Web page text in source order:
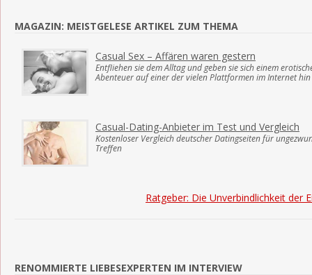
MAGAZIN: MEISTGELESE ARTIKEL ZUM THEMA
Casual Sex – Affären waren gestern
Entfliehen sie dem Alltag und geben sie sich einem
Abenteuer auf einer der vielen Plattformen im Internet hin
Casual-Dating-Anbieter im Test und Vergleich
Kostenloser Vergleich deutscher Datingseiten für
Treffen
Ratgeber: Die Unverbindlichkeit der
RENOMMIERTE LIEBESEXPERTEN IM INTERVIEW